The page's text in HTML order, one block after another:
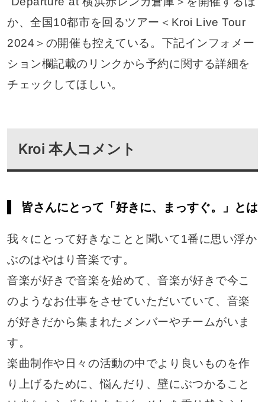
か、全国10都市を回るツアー＜Kroi Live Tour
2024＞の開催も控えている。下記インフォメー
ション欄記載のリンクから予約に関する詳細を
チェックしてほしい。
Kroi 本人コメント
皆さんにとって「好きに、まっすぐ。」とは
我々にとって好きなことと聞いて1番に思い浮か
ぶのはやはり音楽です。
音楽が好きで音楽を始めて、音楽が好きで今こ
のようなお仕事をさせていただいていて、音楽
が好きだから集まれたメンバーやチームがいま
す。
楽曲制作や日々の活動の中でより良いものを作
り上げるために、悩んだり、壁にぶつかること